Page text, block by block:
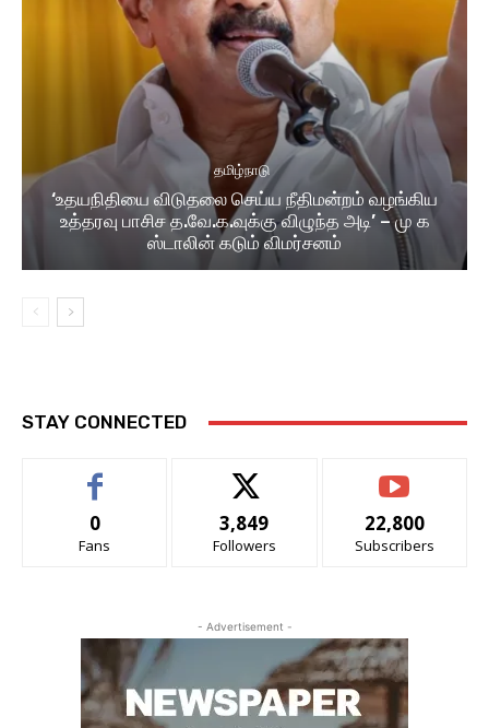
தமிழ்நாடு
‘உதயநிதியை விடுதலை செய்ய நீதிமன்றம் வழங்கிய
உத்தரவு பாசிச த.வே.க.வுக்கு விழுந்த அடி’ – மு க
ஸ்டாலின் கடும் விமர்சனம்
STAY CONNECTED
0
Fans
3,849
Followers
22,800
Subscribers
- Advertisement -